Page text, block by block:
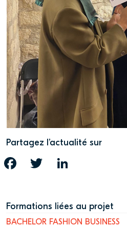
Partagez l’actualité sur
FACEBOOK TWITTER
Formations liées au projet
BACHELOR FASHION BUSINESS